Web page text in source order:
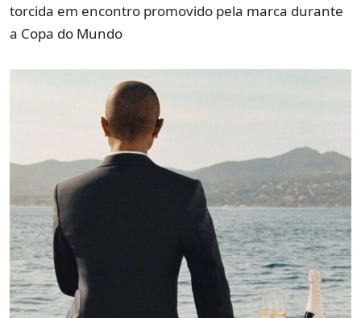
torcida em encontro promovido pela marca durante
a Copa do Mundo